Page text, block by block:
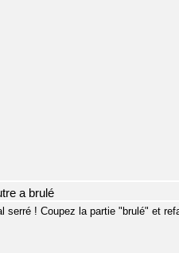
a brulé
serré ! Coupez la partie "brulé" et